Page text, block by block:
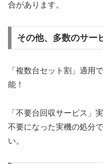
合があります。
その他、多数のサー
「複数台セット割」適用
能！
「不要台回収サービス」
不要になった実機の処分
い。